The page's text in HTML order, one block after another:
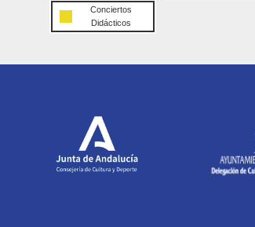
Conciertos
Didácticos